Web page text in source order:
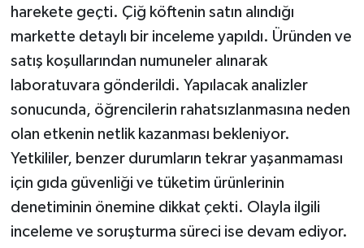
harekete geçti. Çiğ köftenin satın alındığı
markette detaylı bir inceleme yapıldı. Üründen ve
satış koşullarından numuneler alınarak
laboratuvara gönderildi. Yapılacak analizler
sonucunda, öğrencilerin rahatsızlanmasına neden
olan etkenin netlik kazanması bekleniyor.
Yetkililer, benzer durumların tekrar yaşanmaması
için gıda güvenliği ve tüketim ürünlerinin
denetiminin önemine dikkat çekti. Olayla ilgili
inceleme ve soruşturma süreci ise devam ediyor.